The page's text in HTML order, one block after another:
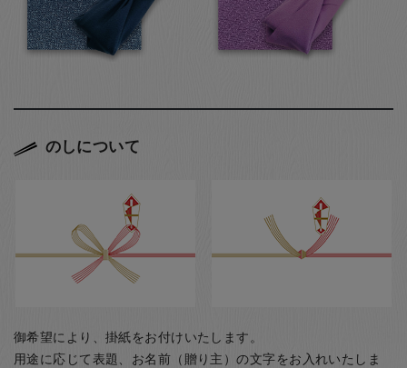
のしについて
御希望により、掛紙をお付けいたします。
用途に応じて表題、お名前（贈り主）の文字をお入れいたしま